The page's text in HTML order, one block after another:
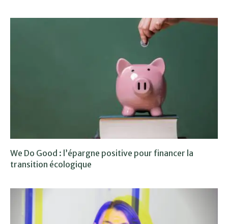
We Do Good : l’épargne positive pour financer la
transition écologique